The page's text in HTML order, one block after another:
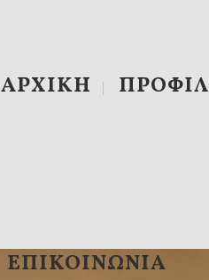
ΑΡΧΙΚΗ ΠΡΟΦΙΛ
ΕΠΙΚΟΙΝΩΝΙΑ